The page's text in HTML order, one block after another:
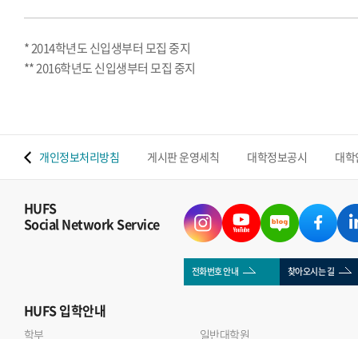
* 2014학년도 신입생부터 모집 중지
** 2016학년도 신입생부터 모집 중지
개인정보처리방침 게시판 운영세칙 대학정보공시 대
HUFS
Social Network Service
전화번호 안내 찾아오시는 길
HUFS입학안내
학부
일반대학원